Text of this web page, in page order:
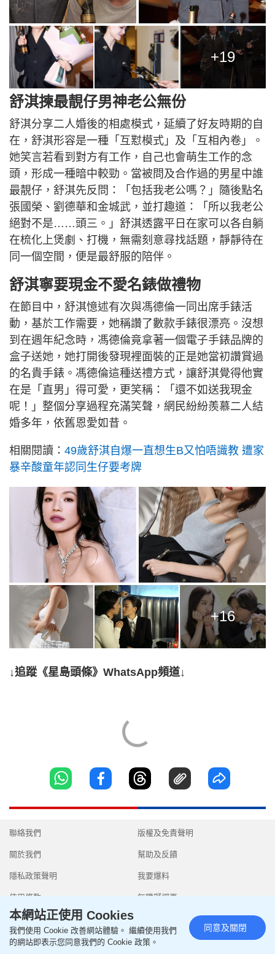
+19
舒淇揀最靚仔男神老公無份
舒淇分享二人婚後的相處模式，延續了好友時期的自
在，舒淇形容是一種「互懟模式」及「互相內卷」。
她笑言若看到對方有工作，自己也會萌生工作的念
頭，形成一種暗中較勁。當被問及合作過的男星中誰
最靚仔，舒淇先反問：「包括我老公嗎？」隨後點名
張國榮、劉德華和金城武，並打趣道：「所以我老公
絕對不是……頭三。」舒淇透露平日在家可以各自躺
在梳化上煲劇、打機，無需刻意尋找話題，靜靜待在
同一個空間，便是最舒服的陪伴。
舒淇寧要現金不愛名錶做禮物
在節目中，舒淇憶述有次與馮德倫一同出席手錶活
動，基於工作需要，她稱讚了數款手錶很漂亮。沒想
到在週年紀念時，馮德倫竟拿著一個電子手錶品牌的
盒子送她，她打開後發現裡面裝的正是她當初讚賞過
的名貴手錶。馮德倫這種送禮方式，讓舒淇覺得他實
在是「直男」得可愛，更笑稱：「還不如送我現金
呢！」整個分享過程充滿笑聲，網民紛紛羨慕二人結
婚多年，依舊恩愛如昔。
相關閱讀： 49歲舒淇自爆一直想生B又怕唔識教 遭家
暴辛酸童年認同生仔要考牌
+16
↓追蹤《星島頭條》WhatsApp頻道↓
聯絡我們
關於我們
隱私政策聲明
使用條款
版權及免責聲明
幫助及反饋
我要爆料
無障礙網頁
Copyright © 2026 SingTao Ltd.All rights reserved.
本網站正使用 Cookies
我們使用 Cookie 改善網站體驗。 繼續使用我們
的網站即表示您同意我們的 Cookie 政策。
同意及關閉